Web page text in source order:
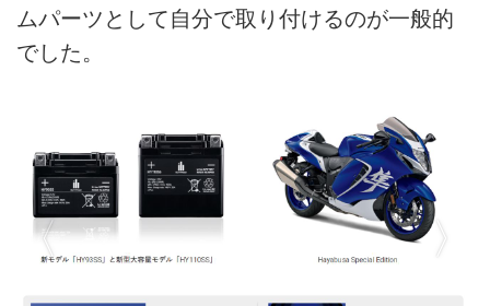
ムパーツとして自分で取り付けるのが一般的
でした。